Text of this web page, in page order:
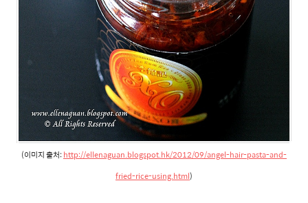
(이미지 출처:http://ellenaguan.blogspot.hk/2012/09/angel-hair-pasta-and-
fried-rice-using.html)